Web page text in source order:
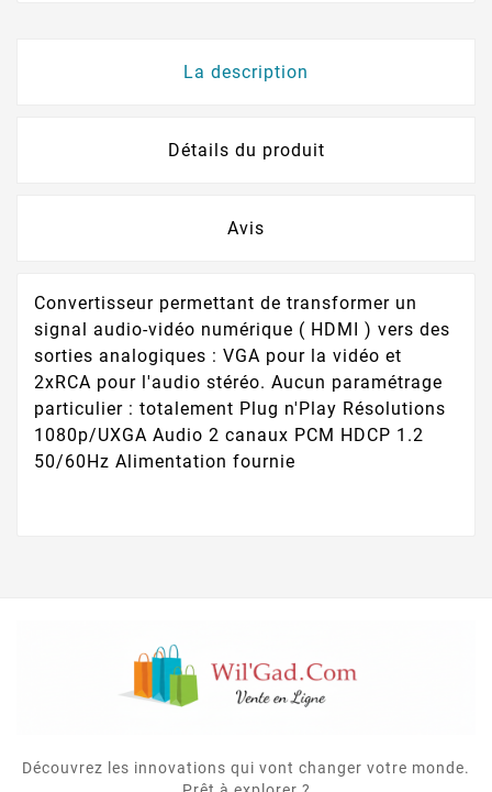
La description
Détails du produit
Avis
Convertisseur permettant de transformer un
signal audio-vidéo numérique ( HDMI ) vers des
sorties analogiques : VGA pour la vidéo et
2xRCA pour l'audio stéréo. Aucun paramétrage
particulier : totalement Plug n'Play Résolutions
1080p/UXGA Audio 2 canaux PCM HDCP 1.2
50/60Hz Alimentation fournie
Découvrez les innovations qui vont changer votre monde.